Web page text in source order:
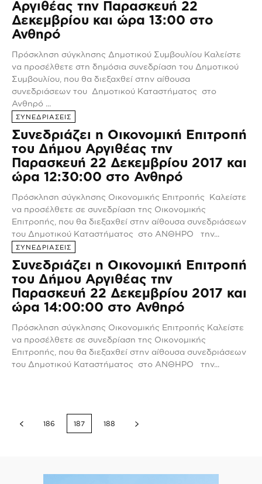
Αργιθέας την Παρασκευή 22
Δεκεμβρίου και ώρα 13:00 στο
Ανθηρό
Πρόσκληση σύγκλησης Δημοτικού Συμβουλίου Καλείστε
να προσέλθετε στη δημόσια συνεδρίαση του Δημοτικού
Συμβουλίου, που θα διεξαχθεί στην αίθουσα
συνεδριάσεων του Δημοτικού Καταστήματος στο
Ανθηρό ...
ΣΥΝΕΔΡΙΑΣΕΙΣ
Συνεδριάζει η Οικονομική Επιτροπή
του Δήμου Αργιθέας την
Παρασκευή 22 Δεκεμβρίου 2017 και
ώρα 12:30:00 στο Ανθηρό
Πρόσκληση σύγκλησης Οικονομικής Επιτροπής Καλείστε
να προσέλθετε σε συνεδρίαση της Οικονομικής
Επιτροπής, που θα διεξαχθεί στην αίθουσα συνεδριάσεων
του Δημοτικού Καταστήματος στο ΑΝΘΗΡΟ την...
ΣΥΝΕΔΡΙΑΣΕΙΣ
Συνεδριάζει η Οικονομική Επιτροπή
του Δήμου Αργιθέας την
Παρασκευή 22 Δεκεμβρίου 2017 και
ώρα 14:00:00 στο Ανθηρό
Πρόσκληση σύγκλησης Οικονομικής Επιτροπής Καλείστε
να προσέλθετε σε συνεδρίαση της Οικονομικής
Επιτροπής, που θα διεξαχθεί στην αίθουσα συνεδριάσεων
του Δημοτικού Καταστήματος στο ΑΝΘΗΡΟ την...
186 187 188